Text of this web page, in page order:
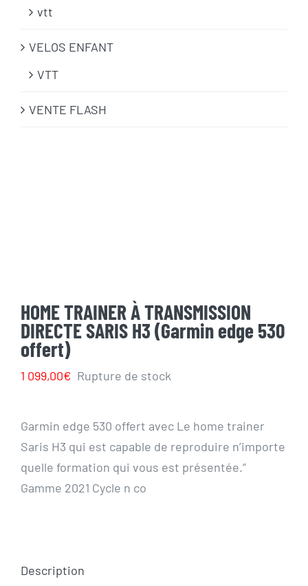
HOME TRAINER À TRANSMISSION
DIRECTE SARIS H3 (Garmin edge 530
offert)
1 099,00€ Rupture de stock
Garmin edge 530 offert avec Le home trainer
Saris H3 qui est capable de reproduire n’importe
quelle formation qui vous est présentée.”
Gamme 2021 Cycle n co
Description
vtt
VELOS ENFANT
VTT
VENTE FLASH